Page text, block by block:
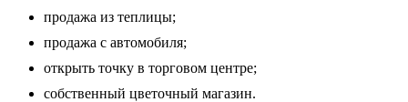
продажа из теплицы;
продажа с автомобиля;
открыть точку в торговом центре;
собственный цветочный магазин.